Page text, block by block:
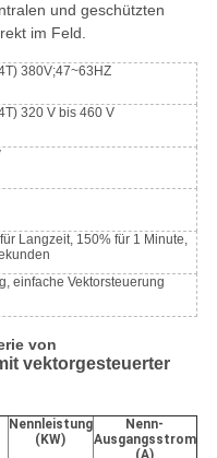
und geschützten
im Feld.
380V;47~63HZ
320 V bis 460 V
Langzeit, 150% für 1 Minute,
einfache Vektorsteuerung
von
vektorgesteuerter
Nennleistung
(KW)
Nenn-
Ausgangsstrom